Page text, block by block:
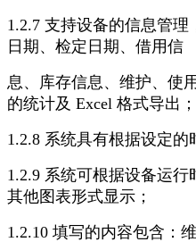
1.2.7 支持设备的信息管
日期、检定日期、借用信
息、库存信息、维护、使
的统计及 Excel 格式导出；
1.2.8 系统具有根据设定的
1.2.9 系统可根据设备运
其他图表形式显示；
1.2.10 填写的内容包含：